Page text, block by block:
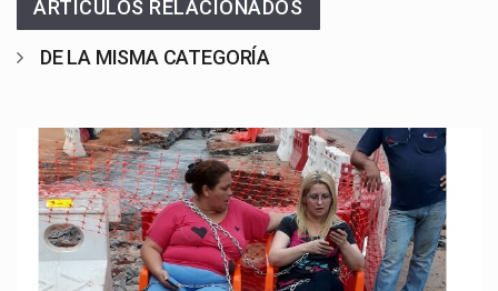
ARTÍCULOS RELACIONADOS
DE LA MISMA CATEGORÍA